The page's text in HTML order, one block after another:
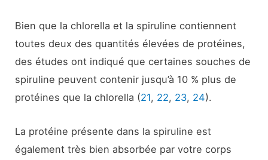
Bien que la chlorella et la spiruline contiennent
toutes deux des quantités élevées de protéines,
des études ont indiqué que certaines souches de
spiruline peuvent contenir jusqu’à 10 % plus de
protéines que la chlorella (21, 22, 23, 24).
La protéine présente dans la spiruline est
également très bien absorbée par votre corps